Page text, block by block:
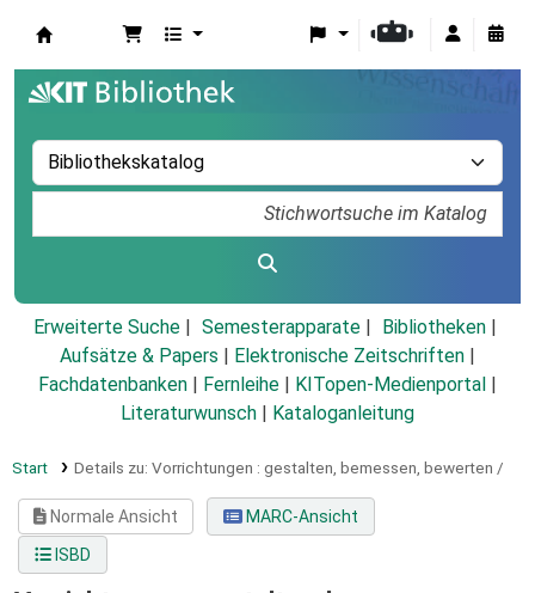
Erweiterte Suche Semesterapparate
Bibliotheken
Aufsätze & Papers
Elektronische Zeitschriften
Fachdatenbanken
Fernleihe KITopen-Medienportal
Literaturwunsch
Kataloganleitung
Start Details zu: Vorrichtungen : gestalten, bemessen, bewerten /
Normale Ansicht
MARC-Ansicht
ISBD